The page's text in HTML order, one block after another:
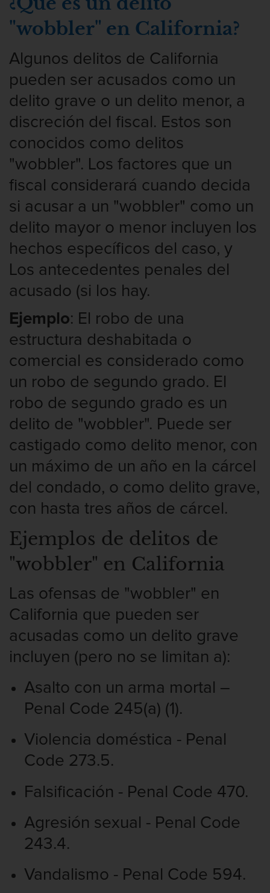
Presentación de Documentos Falsos
Robo de identidad
Delitos De Drogas
Leyes sobre Marihuana en California
Proposición 36
Programa de Desviación Previo al
Juicio PC 1000
Posesión de Marihuana para la Venta
Posesión de Metanfetamina
Posesión De Parafernalia De Drogas
Posesión de una sustancia controlada
para la venta
Transporte de una sustancia
Delitos Federales de Drogas
Delitos de Fraude
Fraude A La Compensación A los
Trabajadores
Fraude a programas de asistencia
pública
Fraude con Cheques
Fraude de Juego
Fraude de seguro de auto
Fraude Del Seguro De Desempleo
Fraude inmobiliario
Delitos de Hurto
Hurto en tiendas
Hurto mayor de auto
Hurto Menor
"wobbler" en California?
Algunos delitos de California
pueden ser acusados como un
delito grave o un delito menor, a
discreción del fiscal. Estos son
conocidos como delitos
"wobbler". Los factores que un
fiscal considerará cuando decida
si acusar a un "wobbler" como un
delito mayor o menor incluyen los
hechos específicos del caso, y
Los antecedentes penales del
acusado (si los hay.
Ejemplo: El robo de una
estructura deshabitada o
comercial es considerado como
un robo de segundo grado. El
robo de segundo grado es un
delito de "wobbler". Puede ser
castigado como delito menor, con
un máximo de un año en la cárcel
del condado, o como delito grave,
con hasta tres años de cárcel.
Ejemplos de delitos de
"wobbler" en California
Las ofensas de "wobbler" en
California que pueden ser
acusadas como un delito grave
incluyen (pero no se limitan a):
Asalto con un arma mortal –
Penal Code 245(a) (1).
Violencia doméstica - Penal
Code 273.5.
Falsificación - Penal Code 470.
Agresión sexual - Penal Code
243.4.
Vandalismo - Penal Code 594.